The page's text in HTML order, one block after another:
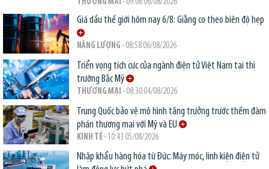
THƯƠNG MẠI - 09:06 06/08/2026
Giá dầu thế giới hôm nay 6/8: Giằng co theo biên độ hẹp
NĂNG LƯỢNG - 08:58 06/08/2026
Triển vọng tích cực của ngành điện tử Việt Nam tại thị
trường Bắc Mỹ
THƯƠNG MẠI - 08:30 04/08/2026
Trung Quốc bảo vệ mô hình tăng trưởng trước thềm đàm
phán thương mại với Mỹ và EU
KINH TẾ- 10:43 05/08/2026
Nhập khẩu hàng hóa từ Đức: Máy móc, linh kiện điện tử